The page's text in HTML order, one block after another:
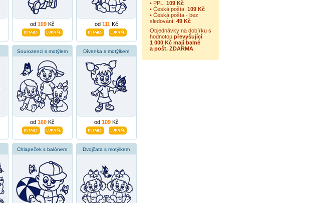
od 109Kč od 111Kč
Sourozenci s motýlem
od 160Kč
Dívenka s motýlkem
od 109Kč
Chlapeček s balónem Dvojčata s motýlkem
• PPL: 109 Kč
• Česká pošta: 109 Kč
• Česká pošta - bez
sledování: 49 Kč
Objednávky na dobírku s
hodnotou převyšující
1 000 Kč mají balné
a pošt. ZDARMA.